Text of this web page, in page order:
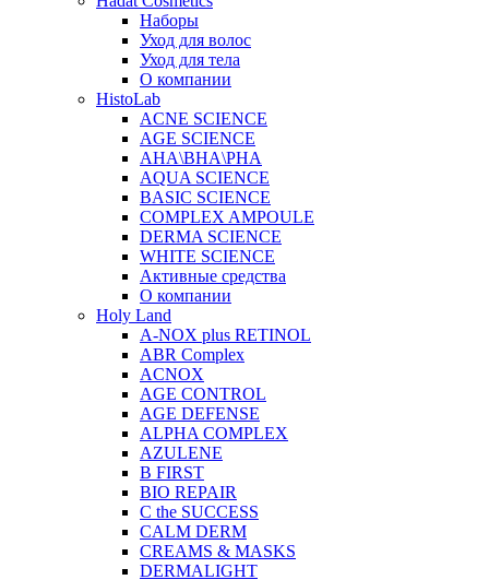
Наборы
Уход для волос
Уход для тела
О компании
HistoLab
ACNE SCIENCE
AGE SCIENCE
AHA\BHA\PHA
AQUA SCIENCE
BASIC SCIENCE
COMPLEX AMPOULE
DERMA SCIENCE
WHITE SCIENCE
Активные средства
О компании
Holy Land
A-NOX plus RETINOL
ABR Complex
ACNOX
AGE CONTROL
AGE DEFENSE
ALPHA COMPLEX
AZULENE
B FIRST
BIO REPAIR
C the SUCCESS
CALM DERM
CREAMS & MASKS
DERMALIGHT